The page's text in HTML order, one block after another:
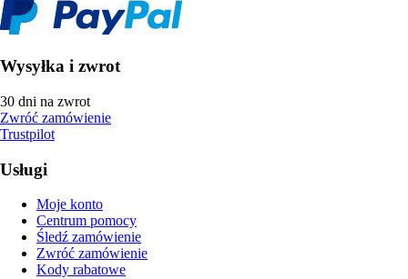
Wysyłka i zwrot
30 dni na zwrot
Zwróć zamówienie
Trustpilot
Usługi
Moje konto
Centrum pomocy
Śledź zamówienie
Zwróć zamówienie
Kody rabatowe